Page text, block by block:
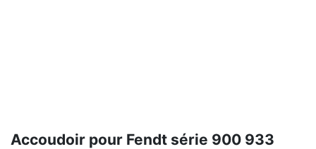
Accoudoir pour Fendt série 900 933